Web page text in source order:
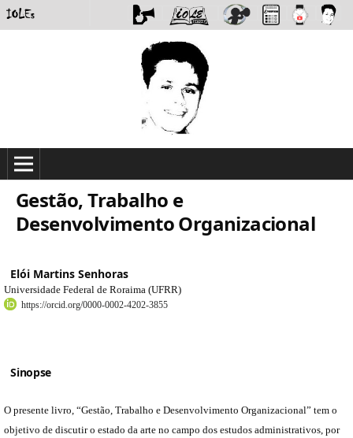
Gestão, Trabalho e
Desenvolvimento Organizacional
Elói Martins Senhoras
Universidade Federal de Roraima (UFRR)
https://orcid.org/0000-0002-4202-3855
Sinopse
O presente livro, “Gestão, Trabalho e Desenvolvimento Organizacional” tem o
objetivo de discutir o estado da arte no campo dos estudos administrativos, por